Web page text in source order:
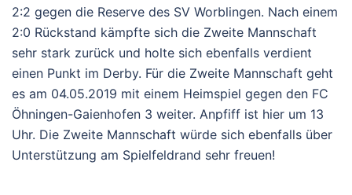
2:2 gegen die Reserve des SV Worblingen. Nach einem
2:0 Rückstand kämpfte sich die Zweite Mannschaft
sehr stark zurück und holte sich ebenfalls verdient
einen Punkt im Derby. Für die Zweite Mannschaft geht
es am 04.05.2019 mit einem Heimspiel gegen den FC
Öhningen-Gaienhofen 3 weiter. Anpfiff ist hier um 13
Uhr. Die Zweite Mannschaft würde sich ebenfalls über
Unterstützung am Spielfeldrand sehr freuen!